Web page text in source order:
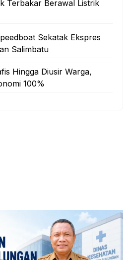
Terbakar Berawal Listrik
Sekatak Ekspres
Salimbatu
Hingga Diusir Warga,
100%‎